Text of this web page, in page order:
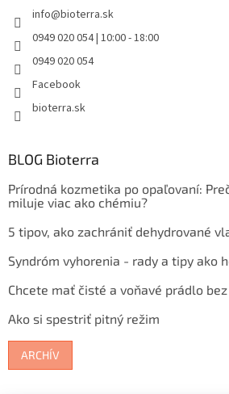
info@bioterra.sk
0949 020 054 | 10:00 - 18:00
0949 020 054
Facebook
bioterra.sk
BLOG Bioterra
Prírodná kozmetika po opaľovaní:
miluje viac ako chémiu?
5 tipov, ako zachrániť dehydrované
Syndróm vyhorenia - rady a tipy ako
Chcete mať čisté a voňavé prádlo
Ako si spestriť pitný režim
ARCHÍV